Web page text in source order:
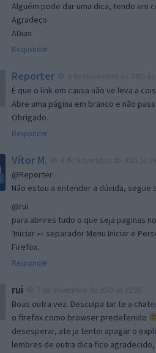
Alguém pode dar uma dica, tendo em
Agradeço.
ADias
Responder
Reporter
É que o link em causa não ve leva a
Abre uma página em branco e não
Obrigado.
Responder
Vítor M.
@Reporter
Não estou a entender a dúvida,
@rui
para abrires tudo o que seja paginas
‘Iniciar »» separador Menu Iniciar e
Firefox.
Responder
rui
Boas outra vez. Desculpa tar te a
o firefox como browser predefenido
desesperar, ate ja tentei apagar o
lembres de outra dica fico